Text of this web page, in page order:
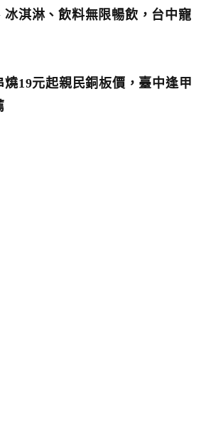
冰淇淋、飲料無限暢飲，台中寵
燒19元起親民銅板價，臺中逢甲